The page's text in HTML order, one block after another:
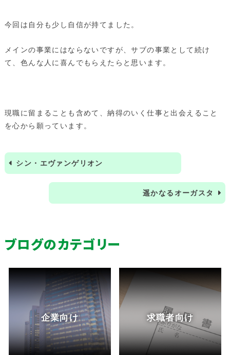
今回は自分も少し自信が持てました。
メインの事業にはならないですが、サブの事業として続け
て、色んな人に喜んでもらえたらと思います。
現職に留まることも含めて、納得のいく仕事と出会えること
を心から願っています。
シン・エヴァンゲリオン
遥かなるオーガスタ
ブログのカテゴリー
企業向け 求職者向け